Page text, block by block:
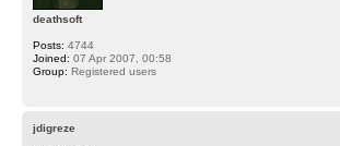
deathsoft
Posts: 4744
Joined: 07 Apr 2007, 00:58
Group: Registered users
jdigreze